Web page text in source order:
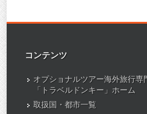
コンテンツ
オプショナルツアー海外旅行専
「トラベルドンキー」ホーム
取扱国・都市一覧